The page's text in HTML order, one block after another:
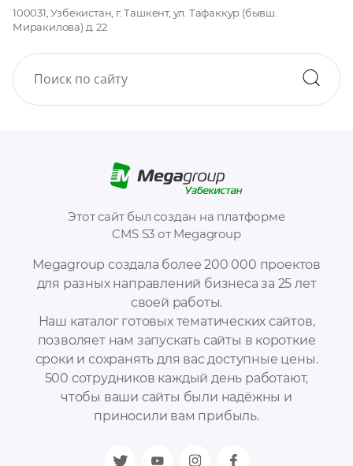
Megagroup создала более 200 000 проектов
для разных направлений бизнеса за 25 лет
своей работы.
Наш каталог готовых тематических сайтов,
позволяет нам запускать сайты в короткие
сроки и сохранять для вас доступные цены.
500 сотрудников каждый день работают,
чтобы ваши сайты были надёжны и
приносили вам прибыль.
Этот сайт был создан на платформе
CMS S3 от Megagroup
100031, Узбекистан, г. Ташкент, ул. Тафаккур (бывш.
Миракилова) д. 22